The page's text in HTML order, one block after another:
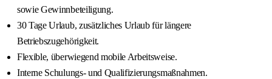
sowie Gewinnbeteiligung.
30 Tage Urlaub, zusätzliches Urlaub für längere
Betriebszugehörigkeit.
Flexible, überwiegend mobile Arbeitsweise.
Interne Schulungs- und Qualifizierungsmaßnahmen.